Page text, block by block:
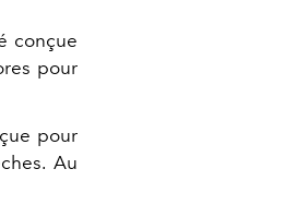
conçue
pour
pour
Au